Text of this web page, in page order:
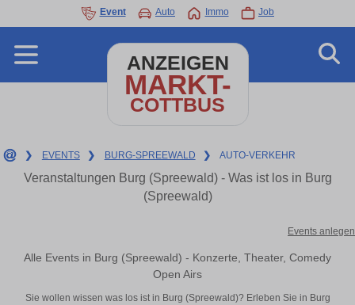
Event Auto Immo Job
ANZEIGEN
MARKT-
COTTBUS
❯ EVENTS ❯ BURG-SPREEWALD ❯ AUTO-VERKEHR
Veranstaltungen Burg (Spreewald) - Was ist los in Burg
(Spreewald)
Events anlegen
Alle Events in Burg (Spreewald) - Konzerte, Theater, Comedy
Open Airs
Sie wollen wissen was los ist in Burg (Spreewald)? Erleben Sie in Burg